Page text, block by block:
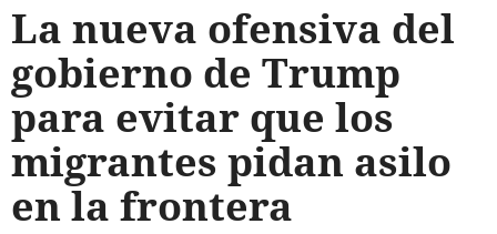
La nueva ofensiva del
gobierno de Trump
para evitar que los
migrantes pidan asilo
en la frontera